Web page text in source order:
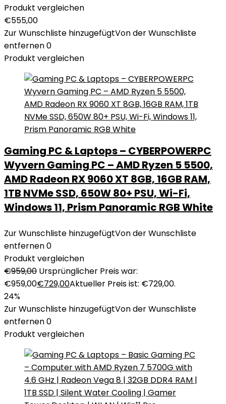
Produkt vergleichen
€555,00
Zur Wunschliste hinzugefügtVon der Wunschliste
entfernen0
Produkt vergleichen
Gaming PC & Laptops – CYBERPOWERPC
Wyvern Gaming PC – AMD Ryzen 5 5500,
AMD Radeon RX 9060 XT 8GB, 16GB RAM,
1TB NVMe SSD, 650W 80+ PSU, Wi-Fi,
Windows 11, Prism Panoramic RGB White
Zur Wunschliste hinzugefügtVon der Wunschliste
entfernen0
Produkt vergleichen
€959,00 Ursprünglicher Preis war:
€959,00€729,00Aktueller Preis ist: €729,00.
24%
Zur Wunschliste hinzugefügtVon der Wunschliste
entfernen0
Produkt vergleichen